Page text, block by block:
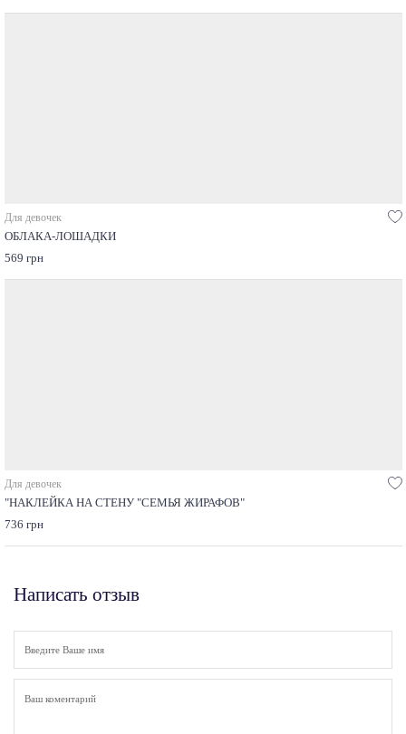
Для девочек
ОБЛАКА-ЛОШАДКИ
569 грн
Для девочек
"НАКЛЕЙКА НА СТЕНУ "СЕМЬЯ ЖИРАФОВ"
736 грн
Написать отзыв